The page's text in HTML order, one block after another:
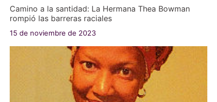
Camino a la santidad: La Hermana Thea Bowman
rompió las barreras raciales
15 de noviembre de 2023